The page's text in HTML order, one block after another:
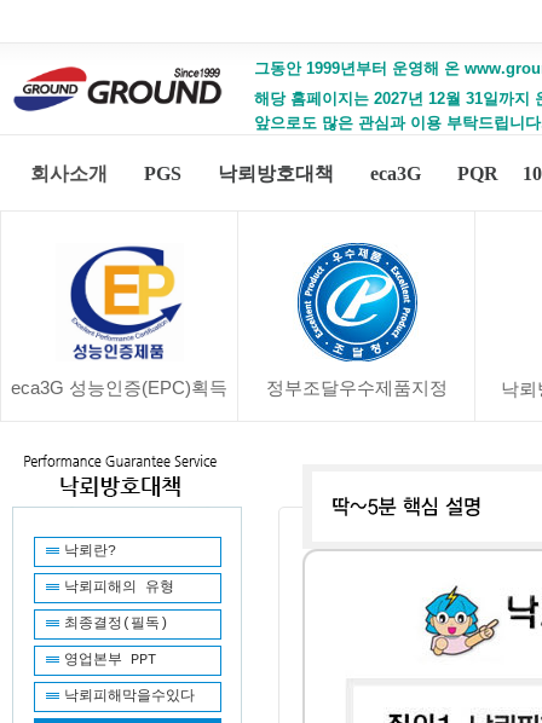
그동안 1999년부터 운영해 온
해당 홈페이지는 2027년 12월 31일까
앞으로도 많은 관심과 이용 부탁드립니
회사소개 PGS 낙뢰방호대책 eca3G PQR
eca3G 성능인증(EPC)획득 정부조달우수제품지정 낙뢰
낙뢰란?
낙뢰피해의 유형
최종결정(필독)
영업본부 PPT
낙뢰피해막을수있다